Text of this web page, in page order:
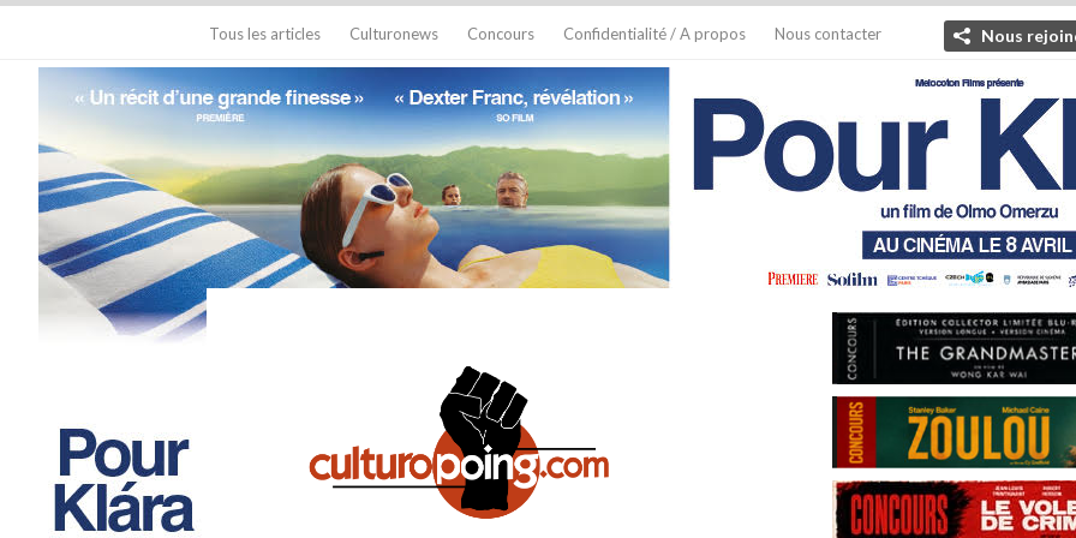
Tous les articles Culturonews Concours Confidentialité / A propos Nous contacter Nous